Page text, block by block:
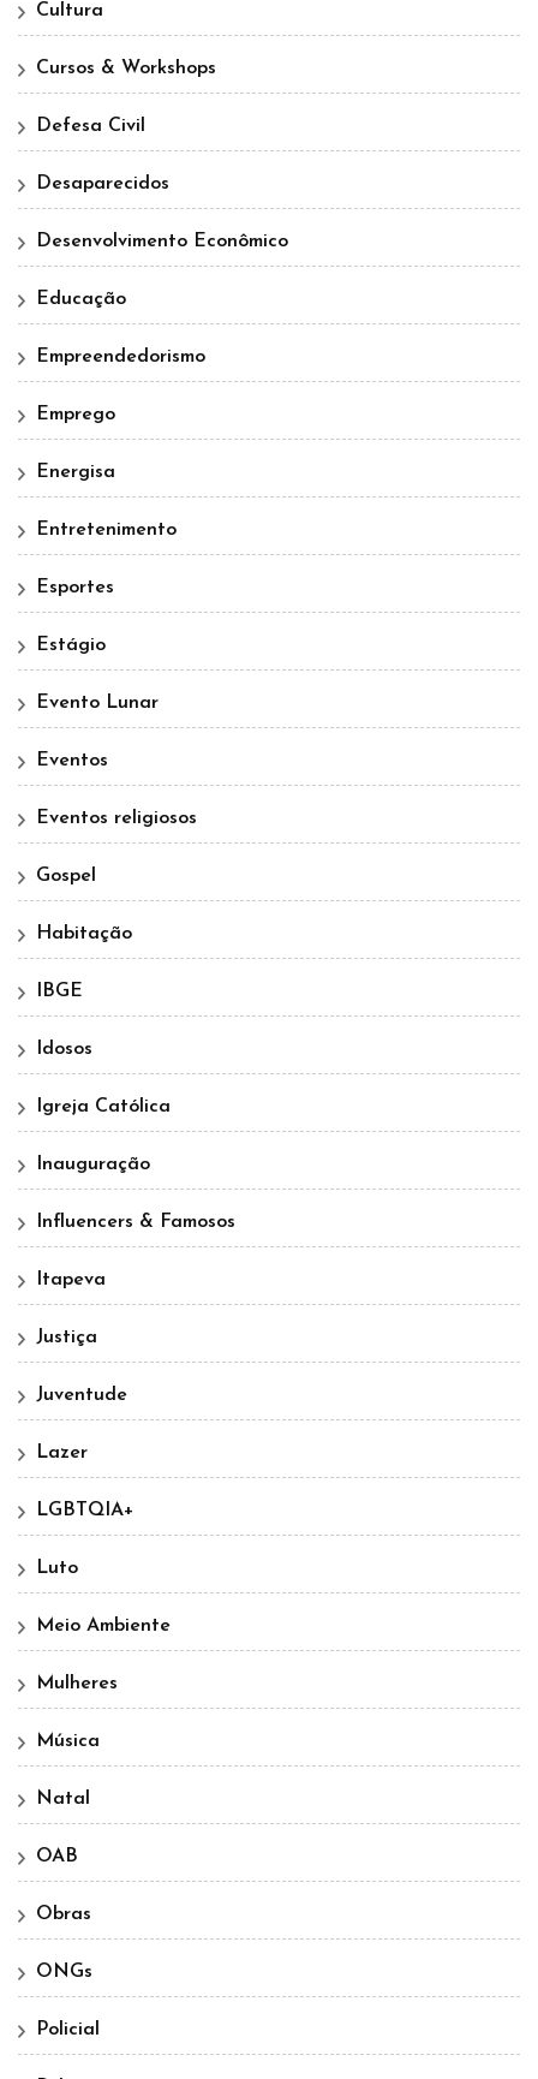
Cultura
Cursos & Workshops
Defesa Civil
Desaparecidos
Desenvolvimento Econômico
Educação
Empreendedorismo
Emprego
Energisa
Entretenimento
Esportes
Estágio
Evento Lunar
Eventos
Eventos religiosos
Gospel
Habitação
IBGE
Idosos
Igreja Católica
Inauguração
Influencers & Famosos
Itapeva
Justiça
Juventude
Lazer
LGBTQIA+
Luto
Meio Ambiente
Mulheres
Música
Natal
OAB
Obras
ONGs
Policial